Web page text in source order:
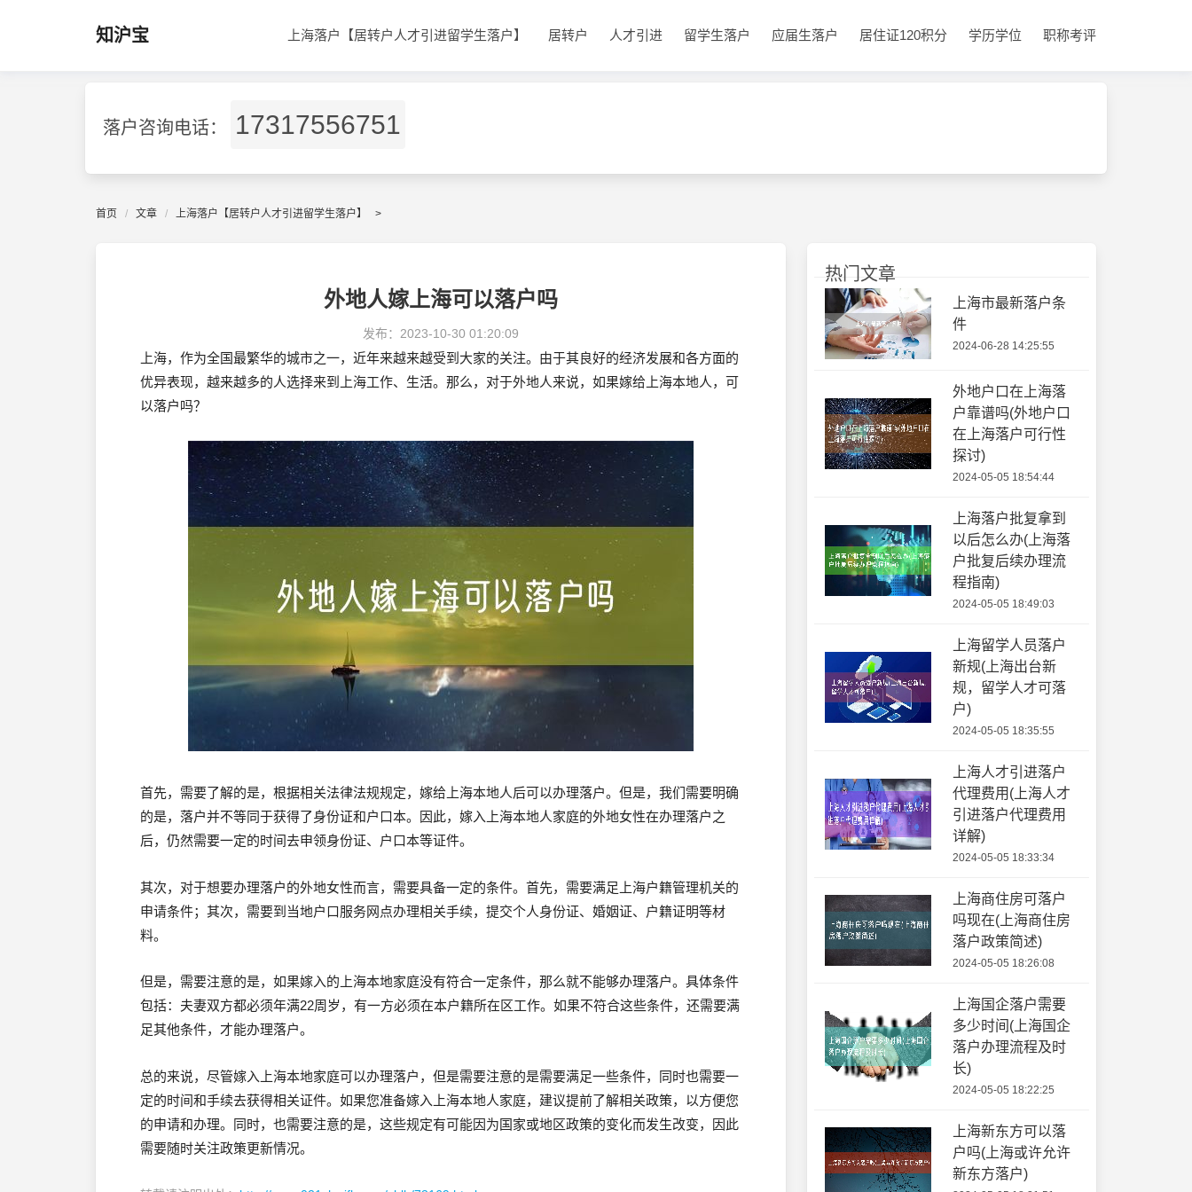
知沪宝 上海落户【居转户人才引进留学生落户】 居转户 人才引进 留学生落户 应届生落户 居住证120积分 学历学位 职称考评
落户咨询电话： 17317556751
首页 文章 上海落户【居转户人才引进留学生落户】 >
外地人嫁上海可以落户吗
发布： 2023-10-30 01:20:09
上海，作为全国最繁华的城市之一，近年来越来越受到大家的关注。由于其良好的经济发展和各方面的
优异表现，越来越多的人选择来到上海工作、生活。那么，对于外地人来说，如果嫁给上海本地人，可
以落户吗？
首先，需要了解的是，根据相关法律法规规定，嫁给上海本地人后可以办理落户。但是，我们需要明确
的是，落户并不等同于获得了身份证和户口本。因此，嫁入上海本地人家庭的外地女性在办理落户之
后，仍然需要一定的时间去申领身份证、户口本等证件。
其次，对于想要办理落户的外地女性而言，需要具备一定的条件。首先，需要满足上海户籍管理机关的
申请条件；其次，需要到当地户口服务网点办理相关手续，提交个人身份证、婚姻证、户籍证明等材
料。
但是，需要注意的是，如果嫁入的上海本地家庭没有符合一定条件，那么就不能够办理落户。具体条件
包括：夫妻双方都必须年满22周岁，有一方必须在本户籍所在区工作。如果不符合这些条件，还需要满
足其他条件，才能办理落户。
总的来说，尽管嫁入上海本地家庭可以办理落户，但是需要注意的是需要满足一些条件，同时也需要一
定的时间和手续去获得相关证件。如果您准备嫁入上海本地人家庭，建议提前了解相关政策，以方便您
的申请和办理。同时，也需要注意的是，这些规定有可能因为国家或地区政策的变化而发生改变，因此
需要随时关注政策更新情况。
热门文章
上海市最新落户条
件
2024-06-28 14:25:55
外地户口在上海落
户靠谱吗(外地户口
在上海落户可行性
探讨)
2024-05-05 18:54:44
上海落户批复拿到
以后怎么办(上海落
户批复后续办理流
程指南)
2024-05-05 18:49:03
上海留学人员落户
新规(上海出台新
规，留学人才可落
户)
2024-05-05 18:35:55
上海人才引进落户
代理费用(上海人才
引进落户代理费用
详解)
2024-05-05 18:33:34
上海商住房可落户
吗现在(上海商住房
落户政策简述)
2024-05-05 18:26:08
上海国企落户需要
多少时间(上海国企
落户办理流程及时
长)
2024-05-05 18:22:25
上海新东方可以落
户吗(上海或许允许
新东方落户)